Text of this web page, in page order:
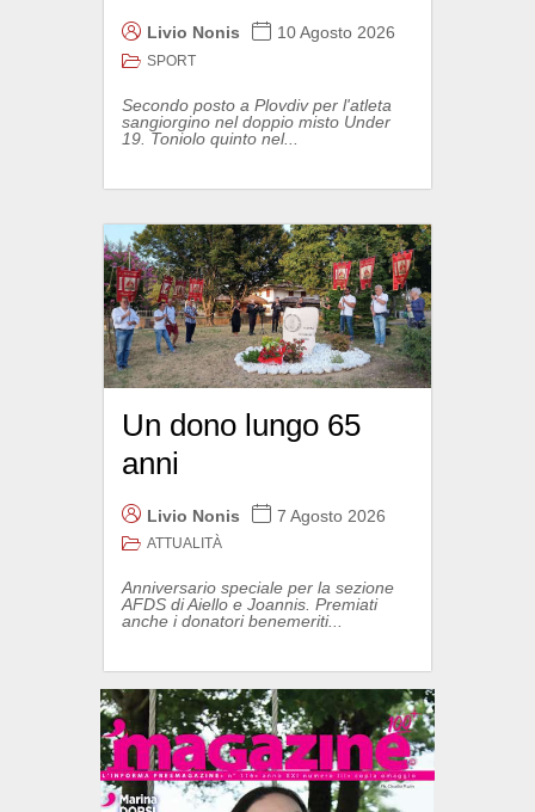
Livio Nonis 10 Agosto 2026
SPORT
Secondo posto a Plovdiv per l'atleta
sangiorgino nel doppio misto Under
19. Toniolo quinto nel...
Un dono lungo 65
anni
Livio Nonis 7 Agosto 2026
ATTUALITÀ
Anniversario speciale per la sezione
AFDS di Aiello e Joannis. Premiati
anche i donatori benemeriti...